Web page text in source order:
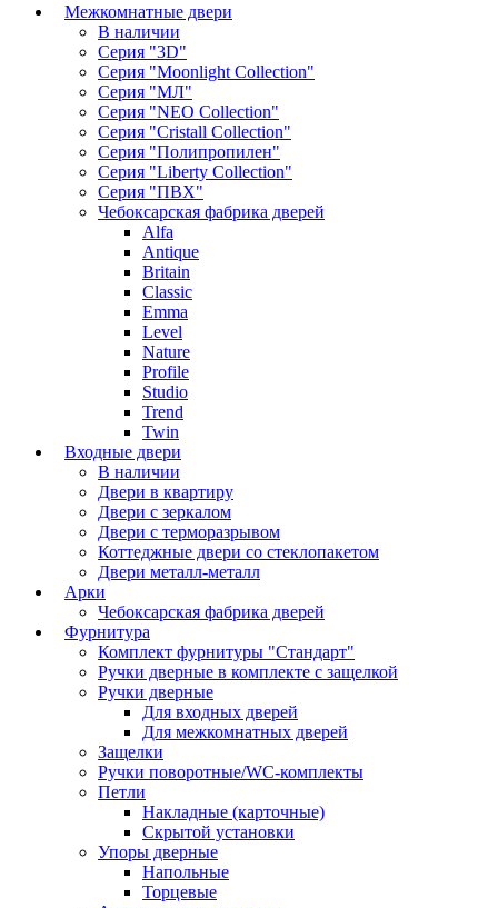
Межкомнатные двери
В наличии
Серия "3D"
Серия "Moonlight Collection"
Серия "МЛ"
Серия "NEO Collection"
Серия "Cristall Collection"
Серия "Полипропилен"
Серия "Liberty Collection"
Серия "ПВХ"
Чебоксарская фабрика дверей
Alfa
Antique
Britain
Classic
Emma
Level
Nature
Profile
Studio
Trend
Twin
Входные двери
В наличии
Двери в квартиру
Двери с зеркалом
Двери с терморазрывом
Коттеджные двери со стеклопакетом
Двери металл-металл
Арки
Чебоксарская фабрика дверей
Фурнитура
Комплект фурнитуры "Стандарт"
Ручки дверные в комплекте с защелкой
Ручки дверные
Для входных дверей
Для межкомнатных дверей
Защелки
Ручки поворотные/WC-комплекты
Петли
Накладные (карточные)
Скрытой установки
Упоры дверные
Напольные
Торцевые